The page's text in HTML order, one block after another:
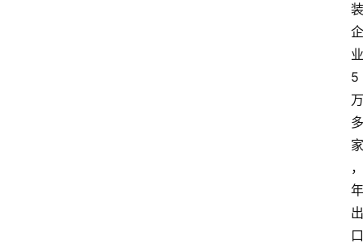
装
企
业
5
万
多
家
，
年
出
口